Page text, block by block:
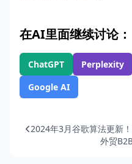
在AI里面继续讨论：
ChatGPT Perplexity
Google AI
2024年3月谷歌算法更新
外贸